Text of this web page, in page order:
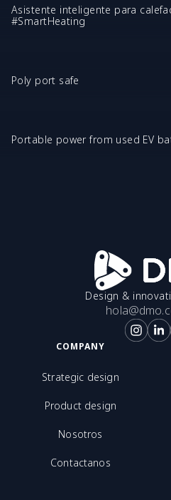
Asistente inteligente para
#SmartHeating
Poly port safe
Portable power from used EV
Design &
COMPANY
Strategic design
Product design
Nosotros
Contactanos